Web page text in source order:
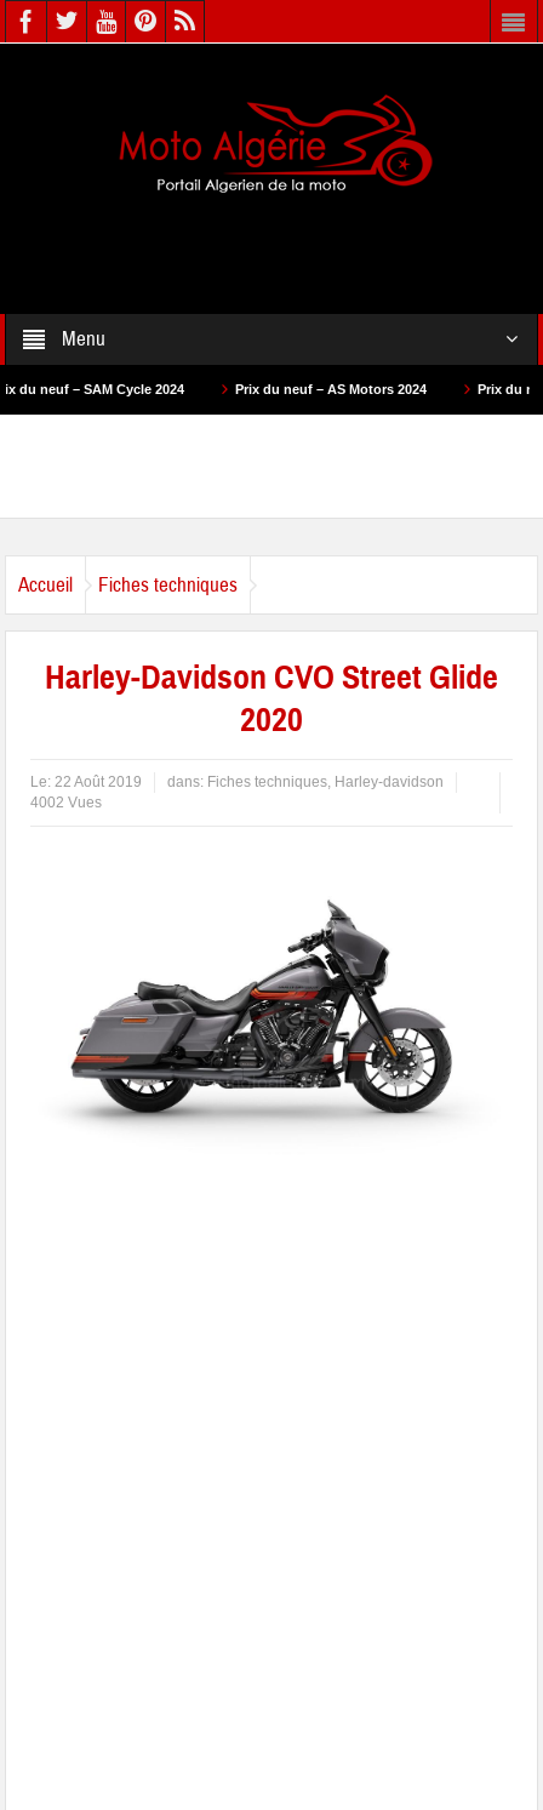
Menu
Cycle 2024 Prix du neuf – AS Motors 2024 Prix du neuf – VMS 2024
Accueil Fiches techniques
Harley-Davidson CVO Street Glide
2020
Le:22 Août 2019 dans: Fiches techniques, Harley-davidson
4002 Vues